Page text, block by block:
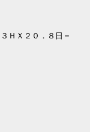
ＨＸ２０．８日＝